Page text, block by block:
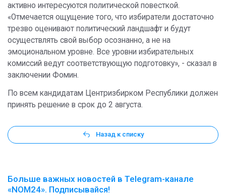
активно интересуются политической повесткой.
«Отмечается ощущение того, что избиратели достаточно
трезво оценивают политический ландшафт и будут
осуществлять свой выбор осознанно, а не на
эмоциональном уровне. Все уровни избирательных
комиссий ведут соответствующую подготовку», - сказал в
заключении Фомин.
По всем кандидатам Центризбирком Республики должен
принять решение в срок до 2 августа.
Назад к списку
Больше важных новостей в Telegram-канале
«NOM24». Подписывайся!